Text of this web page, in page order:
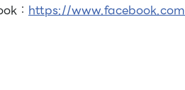
： https://